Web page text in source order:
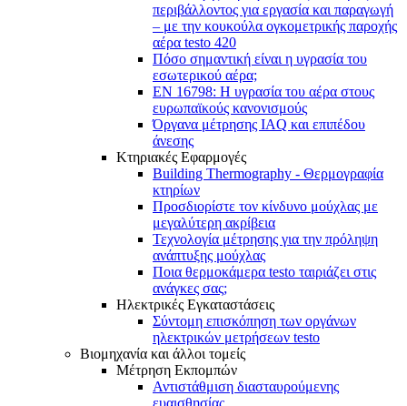
περιβάλλοντος για εργασία και παραγωγή
– με την κουκούλα ογκομετρικής παροχής
αέρα testo 420
Πόσο σημαντική είναι η υγρασία του
εσωτερικού αέρα;
EN 16798: Η υγρασία του αέρα στους
ευρωπαϊκούς κανονισμούς
Όργανα μέτρησης IAQ και επιπέδου
άνεσης
Κτηριακές Εφαρμογές
Building Thermography - Θερμογραφία
κτηρίων
Προσδιορίστε τον κίνδυνο μούχλας με
μεγαλύτερη ακρίβεια
Τεχνολογία μέτρησης για την πρόληψη
ανάπτυξης μούχλας
Ποια θερμοκάμερα testo ταιριάζει στις
ανάγκες σας;
Ηλεκτρικές Εγκαταστάσεις
Σύντομη επισκόπηση των οργάνων
ηλεκτρικών μετρήσεων testo
Βιομηχανία και άλλοι τομείς
Mέτρηση Eκπομπών
Αντιστάθμιση διασταυρούμενης
ευαισθησίας